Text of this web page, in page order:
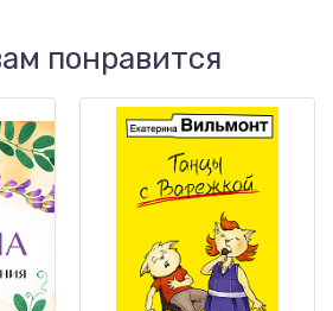
понравится